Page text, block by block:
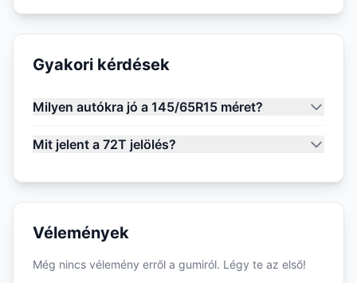
Gyakori kérdések
Milyen autókra jó a 145/65R15 méret?
Mit jelent a 72T jelölés?
Vélemények
Még nincs vélemény erről a gumiról. Légy te az első!